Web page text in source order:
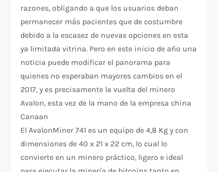
razones, obligando a que los usuarios deban
permanecer más pacientes que de costumbre
debido a la escasez de nuevas opciones en esta
ya limitada vitrina. Pero en este inicio de año una
noticia puede modificar el panorama para
quienes no esperaban mayores cambios en el
2017, y es precisamente la vuelta del minero
Avalon, esta vez de la mano de la empresa china
Canaan
El AvalonMiner 741 es un equipo de 4,8 Kg y con
dimensiones de 40 x 21 x 22 cm, lo cual lo
convierte en un minero práctico, ligero e ideal